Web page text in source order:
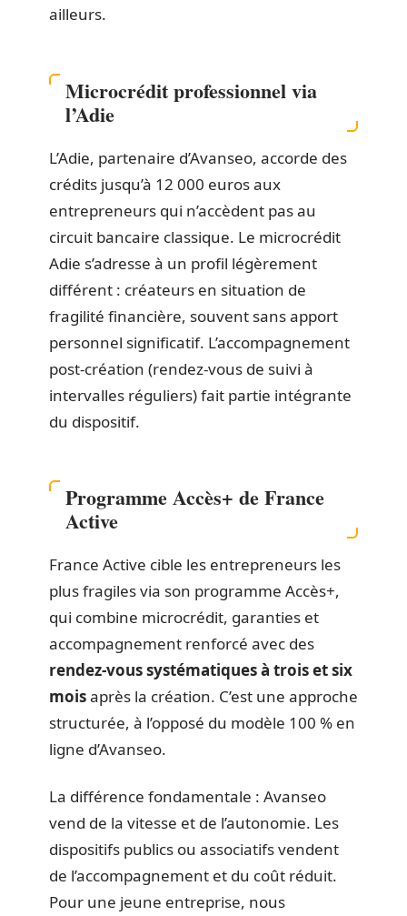
ailleurs.
Microcrédit professionnel via
l’Adie
L’Adie, partenaire d’Avanseo, accorde des
crédits jusqu’à 12 000 euros aux
entrepreneurs qui n’accèdent pas au
circuit bancaire classique. Le microcrédit
Adie s’adresse à un profil légèrement
différent : créateurs en situation de
fragilité financière, souvent sans apport
personnel significatif. L’accompagnement
post-création (rendez-vous de suivi à
intervalles réguliers) fait partie intégrante
du dispositif.
Programme Accès+ de France
Active
France Active cible les entrepreneurs les
plus fragiles via son programme Accès+,
qui combine microcrédit, garanties et
accompagnement renforcé avec des
rendez-vous systématiques à trois et six
moisaprès la création. C’est une approche
structurée, à l’opposé du modèle 100 % en
ligne d’Avanseo.
La différence fondamentale : Avanseo
vend de la vitesse et de l’autonomie. Les
dispositifs publics ou associatifs vendent
de l’accompagnement et du coût réduit.
Pour une jeune entreprise, nous